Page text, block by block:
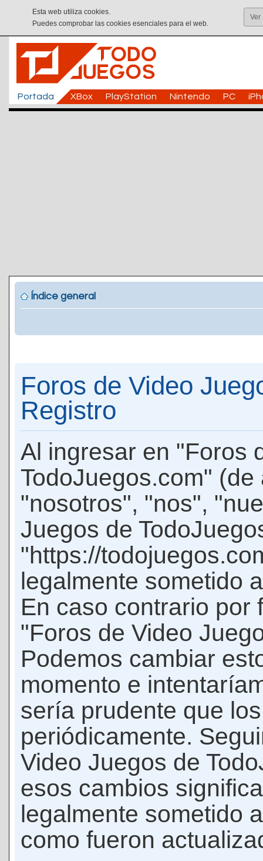
Esta web utiliza cookies.
Puedes comprobar las cookies esenciales para el web.
Ver
Portada XBox PlayStation Nintendo PC
Índice general
Foros de Video
Registro
Al ingresar en "Foros
TodoJuegos.com"
"nosotros", "nos",
Juegos de
"https://
legalmente sometido
En caso contrario por
"Foros de Video
Podemos cambiar
momento e
sería prudente que
periódicamente.
Video Juegos de
esos cambios
legalmente sometido
como fueron